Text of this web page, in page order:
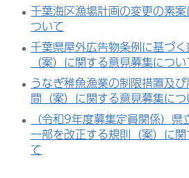
千葉海区漁場計画の変更の素
ついて
千葉県屋外広告物条例に基づ
（案）に関する意見募集につ
うなぎ稚魚漁業の制限措置及
間（案）に関する意見募集に
（令和9年度募集定員関係）
一部を改正する規則（案）に
て